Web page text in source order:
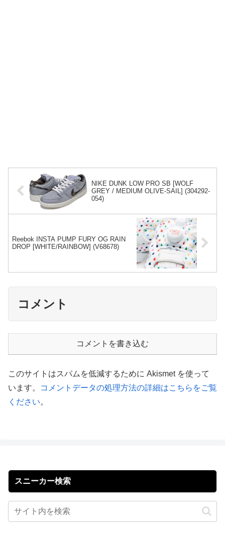
NIKE DUNK LOW PRO SB [WOLF
GREY / MEDIUM OLIVE-SAIL] (304292-
054)
Reebok INSTA PUMP FURY OG RAIN
DROP [WHITE/RAINBOW] (V68678)
コメント
コメントを書き込む
このサイトはスパムを低減するために Akismet を使って
います。
コメントデータの処理方法の詳細はこちらをご覧
ください。
スニーカー検索